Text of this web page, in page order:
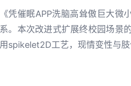
《凭催眠APP洗脑高耸傲巨大
系。本次改进式扩展终校园场景
用spikelet2D工艺，现情变性与